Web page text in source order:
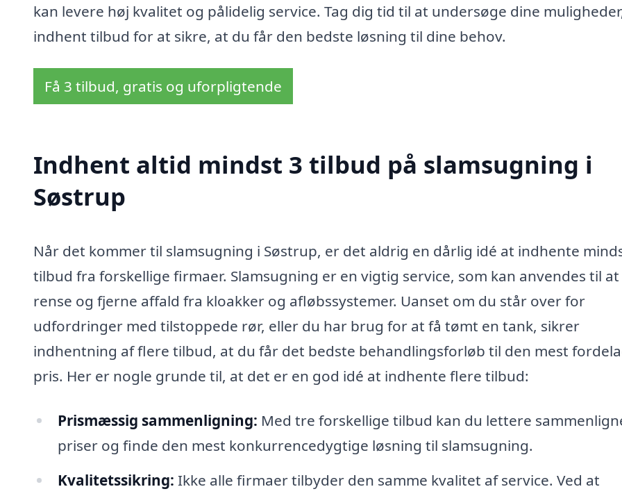
kan levere høj kvalitet og pålidelig service. Tag dig tid til at undersøge dine
indhent tilbud for at sikre, at du får den bedste løsning til dine behov.
Få 3 tilbud, gratis og uforpligtende
Indhent altid mindst 3 tilbud på slamsugning i
Søstrup
Når det kommer til slamsugning i Søstrup, er det aldrig en dårlig idé at indhente
tilbud fra forskellige firmaer. Slamsugning er en vigtig service, som kan anvendes til at
rense og fjerne affald fra kloakker og afløbssystemer. Uanset om du står over for
udfordringer med tilstoppede rør, eller du har brug for at få tømt en tank, sikrer
indhentning af flere tilbud, at du får det bedste behandlingsforløb til den mest
pris. Her er nogle grunde til, at det er en god idé at indhente flere tilbud:
Prismæssig sammenligning: Med tre forskellige tilbud kan du lettere
priser og finde den mest konkurrencedygtige løsning til slamsugning.
Kvalitetssikring: Ikke alle firmaer tilbyder den samme kvalitet af service. Ved at